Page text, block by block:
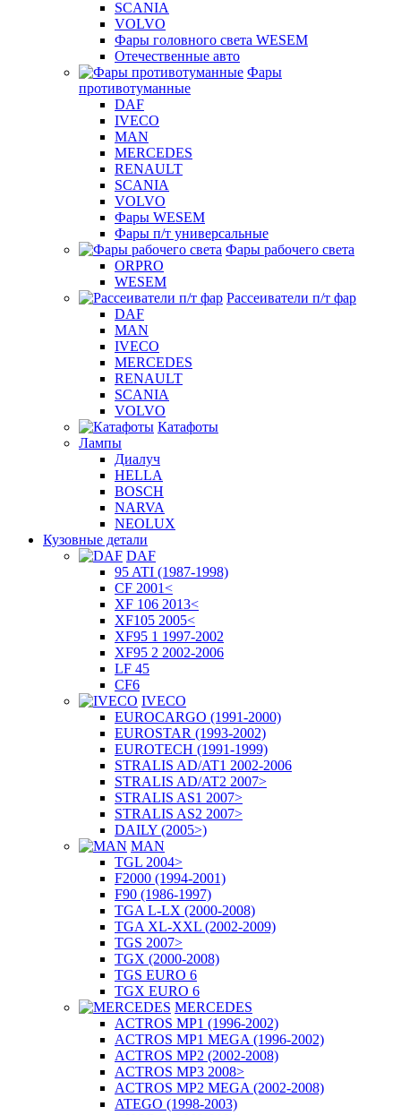
SCANIA
VOLVO
Фары головного света WESEM
Отечественные авто
Фары
противотуманные
DAF
IVECO
MAN
MERCEDES
RENAULT
SCANIA
VOLVO
Фары WESEM
Фары п/т универсальные
Фары рабочего света
ORPRO
WESEM
Рассеиватели п/т фар
DAF
MAN
IVECO
MERCEDES
RENAULT
SCANIA
VOLVO
Катафоты
Лампы
Диалуч
HELLA
BOSCH
NARVA
NEOLUX
Кузовные детали
DAF
95 ATI (1987-1998)
CF 2001<
XF 106 2013<
XF105 2005<
XF95 1 1997-2002
XF95 2 2002-2006
LF 45
CF6
IVECO
EUROCARGO (1991-2000)
EUROSTAR (1993-2002)
EUROTECH (1991-1999)
STRALIS AD/AT1 2002-2006
STRALIS AD/AT2 2007>
STRALIS AS1 2007>
STRALIS AS2 2007>
DAILY (2005>)
MAN
TGL 2004>
F2000 (1994-2001)
F90 (1986-1997)
TGA L-LX (2000-2008)
TGA XL-XXL (2002-2009)
TGS 2007>
TGX (2000-2008)
TGS EURO 6
TGX EURO 6
MERCEDES
ACTROS MP1 (1996-2002)
ACTROS MP1 MEGA (1996-2002)
ACTROS MP2 (2002-2008)
ACTROS MP3 2008>
ACTROS MP2 MEGA (2002-2008)
ATEGO (1998-2003)